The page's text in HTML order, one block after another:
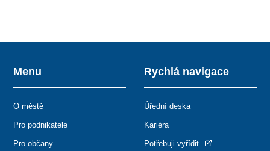
Menu
O městě
Pro podnikatele
Pro občany
Rychlá navigace
Úřední deska
Kariéra
Potřebuji vyřídit